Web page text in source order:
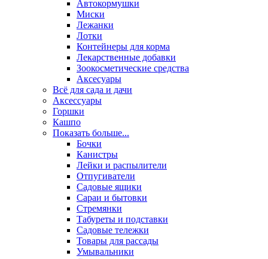
Автокормушки
Миски
Лежанки
Лотки
Контейнеры для корма
Лекарственные добавки
Зоокосметические средства
Аксесуары
Всё для сада и дачи
Аксессуары
Горшки
Кашпо
Показать больше...
Бочки
Канистры
Лейки и распылители
Отпугиватели
Садовые ящики
Сараи и бытовки
Стремянки
Табуреты и подставки
Садовые тележки
Товары для рассады
Умывальники